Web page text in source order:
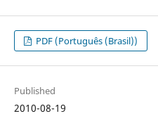
PDF (Português (Brasil))
Published
2010-08-19